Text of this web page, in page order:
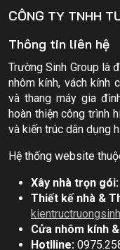
CÔNG TY TNHH
Thông tin liên hệ
Trường Sinh Group là
nhôm kính, vách kính
và thang máy gia
hoàn thiện công trình
và kiến trúc dân dụng
Hệ thống website
Xây nhà trọn gói:
Thiết kế nhà &
Cửa nhôm kính
Hotlline: